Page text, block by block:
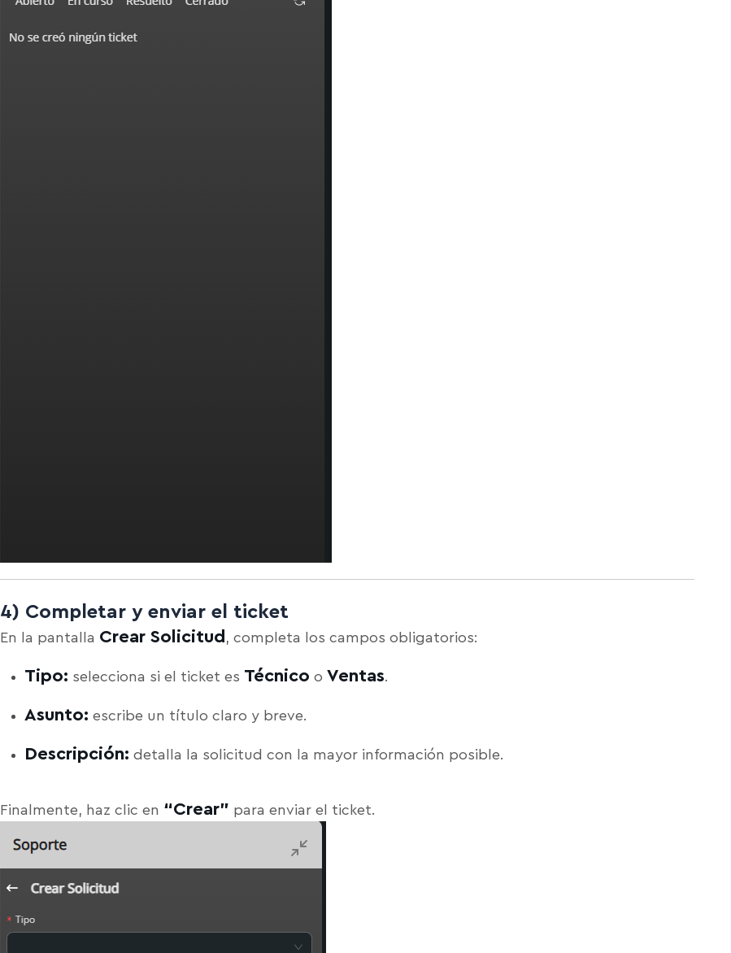
4) Completar y enviar el ticket
En la pantalla Crear Solicitud , completa los campos obligatorios:
Tipo: selecciona si el ticket es Técnico o Ventas
Asunto: escribe un título claro y breve.
Descripción: detalla la solicitud con la mayor información posible.
Finalmente, haz clic en “Crear” para enviar el ticket.